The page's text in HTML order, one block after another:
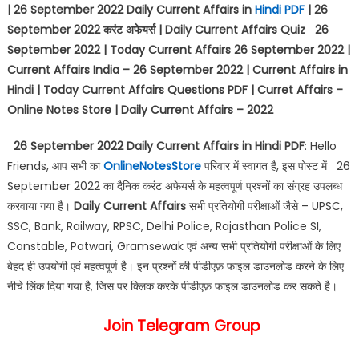
| 26 September 2022 Daily Current Affairs in Hindi PDF| 26
September 2022करंट अफेयर्स | Daily Current Affairs Quiz 26
September 2022 | Today Current Affairs 26 September 2022 |
Current Affairs India – 26 September 2022 | Current Affairs in
Hindi | Today Current Affairs Questions PDF | Curret Affairs –
Online Notes Store | Daily Current Affairs – 2022
26 September 2022 Daily Current Affairs in Hindi PDF: Hello
Friends, आप सभी काOnlineNotesStoreपरिवार में स्वागत है, इस पोस्ट में 26
September 2022 का दैनिक करंट अफेयर्स के महत्वपूर्ण प्रश्नों का संग्रह उपलब्ध
करवाया गया है। Daily Current Affairsसभी प्रतियोगी परीक्षाओं जैसे – UPSC,
SSC, Bank, Railway, RPSC, Delhi Police, Rajasthan Police SI,
Constable, Patwari, Gramsewak एवं अन्य सभी प्रतियोगी परीक्षाओं के लिए
बेहद ही उपयोगी एवं महत्वपूर्ण है। इन प्रश्नों की पीडीएफ़ फाइल डाउनलोड करने के लिए
नीचे लिंक दिया गया है, जिस पर क्लिक करके पीडीएफ़ फाइल डाउनलोड कर सकते है।
Join Telegram Group